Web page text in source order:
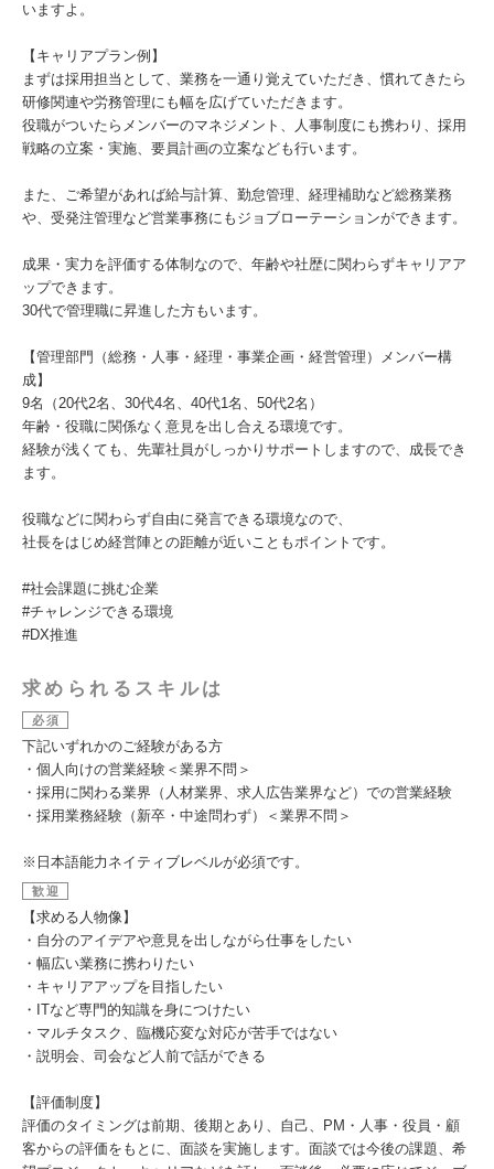
いますよ。
【キャリアプラン例】
まずは採用担当として、業務を一通り覚えていただき、慣れてきたら
研修関連や労務管理にも幅を広げていただきます。
役職がついたらメンバーのマネジメント、人事制度にも携わり、採用
戦略の立案・実施、要員計画の立案なども行います。
また、ご希望があれば給与計算、勤怠管理、経理補助など総務業務
や、受発注管理など営業事務にもジョブローテーションができます。
成果・実力を評価する体制なので、年齢や社歴に関わらずキャリアア
ップできます。
30代で管理職に昇進した方もいます。
【管理部門（総務・人事・経理・事業企画・経営管理）メンバー構
成】
9名（20代2名、30代4名、40代1名、50代2名）
年齢・役職に関係なく意見を出し合える環境です。
経験が浅くても、先輩社員がしっかりサポートしますので、成長でき
ます。
役職などに関わらず⾃由に発⾔できる環境なので、
社⻑をはじめ経営陣との距離が近いこともポイントです。
#社会課題に挑む企業
#チャレンジできる環境
#DX推進
求められるスキルは
必須
下記いずれかのご経験がある方
・個人向けの営業経験＜業界不問＞
・採用に関わる業界（人材業界、求人広告業界など）での営業経験
・採用業務経験（新卒・中途問わず）＜業界不問＞
※日本語能力ネイティブレベルが必須です。
歓迎
【求める人物像】
・自分のアイデアや意見を出しながら仕事をしたい
・幅広い業務に携わりたい
・キャリアアップを目指したい
・ITなど専門的知識を身につけたい
・マルチタスク、臨機応変な対応が苦手ではない
・説明会、司会など人前で話ができる
【評価制度】
評価のタイミングは前期、後期とあり、自己、PM・人事・役員・顧
客からの評価をもとに、面談を実施します。面談では今後の課題、希